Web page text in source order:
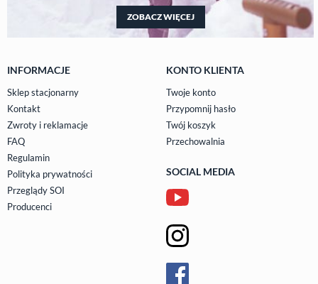
ZOBACZ WIĘCEJ
INFORMACJE
Sklep stacjonarny
Kontakt
Zwroty i reklamacje
FAQ
Regulamin
Polityka prywatności
Przeglądy SOI
Producenci
KONTO KLIENTA
Twoje konto
Przypomnij hasło
Twój koszyk
Przechowalnia
SOCIAL MEDIA